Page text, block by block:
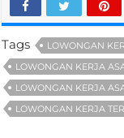
Tags
LOWONGAN
LOWONGAN KERJA
LOWONGAN KERJA
LOWONGAN KERJA